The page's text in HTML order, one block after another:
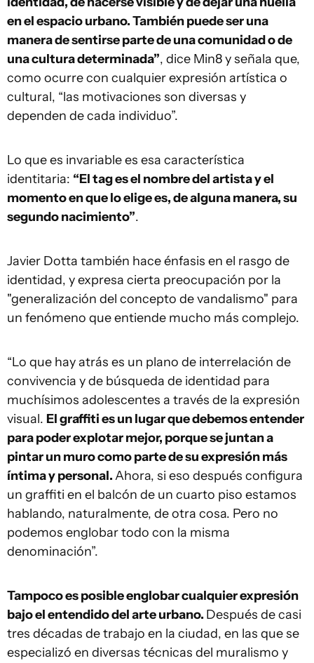
en el espacio urbano. También puede ser una
manera de sentirse parte de una comunidad o de
una cultura determinada”, dice Min8 y señala que,
como ocurre con cualquier expresión artística o
cultural, “las motivaciones son diversas y
dependen de cada individuo”.
Lo que es invariable es esa característica
identitaria: “El tag es el nombre del artista y el
momento en que lo elige es, de alguna manera, su
segundo nacimiento”.
Javier Dotta también hace énfasis en el rasgo de
identidad, y expresa cierta preocupación por la
"generalización del concepto de vandalismo" para
un fenómeno que entiende mucho más complejo.
“Lo que hay atrás es un plano de interrelación de
convivencia y de búsqueda de identidad para
muchísimos adolescentes a través de la expresión
visual. El graffiti es un lugar que debemos entender
para poder explotar mejor, porque se juntan a
pintar un muro como parte de su expresión más
íntima y personal.Ahora, si eso después configura
un graffiti en el balcón de un cuarto piso estamos
hablando, naturalmente, de otra cosa. Pero no
podemos englobar todo con la misma
denominación”.
Tampoco es posible englobar cualquier expresión
bajo el entendido del arte urbano. Después de casi
tres décadas de trabajo en la ciudad, en las que se
especializó en diversas técnicas del muralismo y